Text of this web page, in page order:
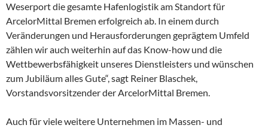
Weserport die gesamte Hafenlogistik am Standort für
ArcelorMittal Bremen erfolgreich ab. In einem durch
Veränderungen und Herausforderungen geprägtem Umfeld
zählen wir auch weiterhin auf das Know-how und die
Wettbewerbsfähigkeit unseres Dienstleisters und wünschen
zum Jubiläum alles Gute“, sagt Reiner Blaschek,
Vorstandsvorsitzender der ArcelorMittal Bremen.
Auch für viele weitere Unternehmen im Massen- und